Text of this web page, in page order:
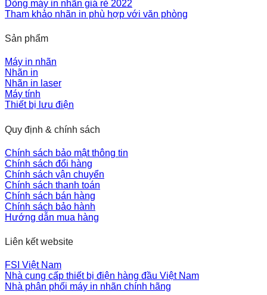
Dòng máy in nhãn giá rẻ 2022
Tham khảo nhãn in phù hợp với văn phòng
Sản phẩm
Máy in nhãn
Nhãn in
Nhãn in laser
Máy tính
Thiết bị lưu điện
Quy định & chính sách
Chính sách bảo mật thông tin
Chính sách đổi hàng
Chính sách vận chuyển
Chính sách thanh toán
Chính sách bán hàng
Chính sách bảo hành
Hướng dẫn mua hàng
Liên kết website
FSI Việt Nam
Nhà cung cấp thiết bị điện hàng đầu Việt Nam
Nhà phân phối máy in nhãn chính hãng